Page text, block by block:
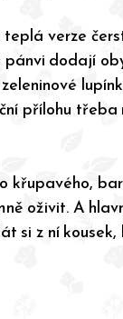
verze
pánvi dodají
přílohu
křupavého,
oživit. A
si z ní